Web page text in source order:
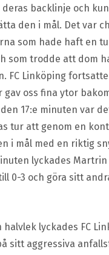
deras backlinje och
den i mål. Det var
som hade haft en
som trodde att dom
FC Linköping
gav oss fina ytor
17:e minuten var
tur att genom en
i mål med en riktig
lyckades
0-3 och göra sitt
halvlek lyckades FC
sitt aggressiva